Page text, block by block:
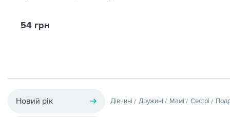
54 грн
Новий рік Дівчині Дружині Мамі Сестрі